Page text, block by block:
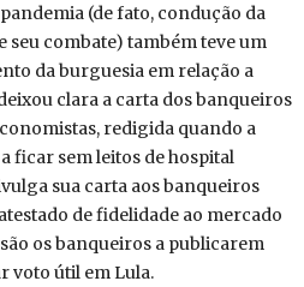
(de fato, condução da
seu combate) também teve um
da burguesia em relação a
clara a carta dos banqueiros
redigida quando a
ficar sem leitos de hospital
sua carta aos banqueiros
de fidelidade ao mercado
os banqueiros a publicarem
voto útil em Lula.